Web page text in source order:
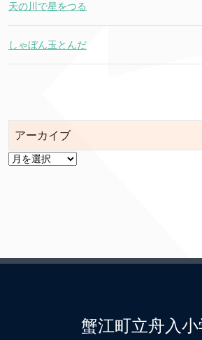
天の川で星をつる
しゃぼん玉とんだ
アーカイブ
ア
蟹江町立舟入小